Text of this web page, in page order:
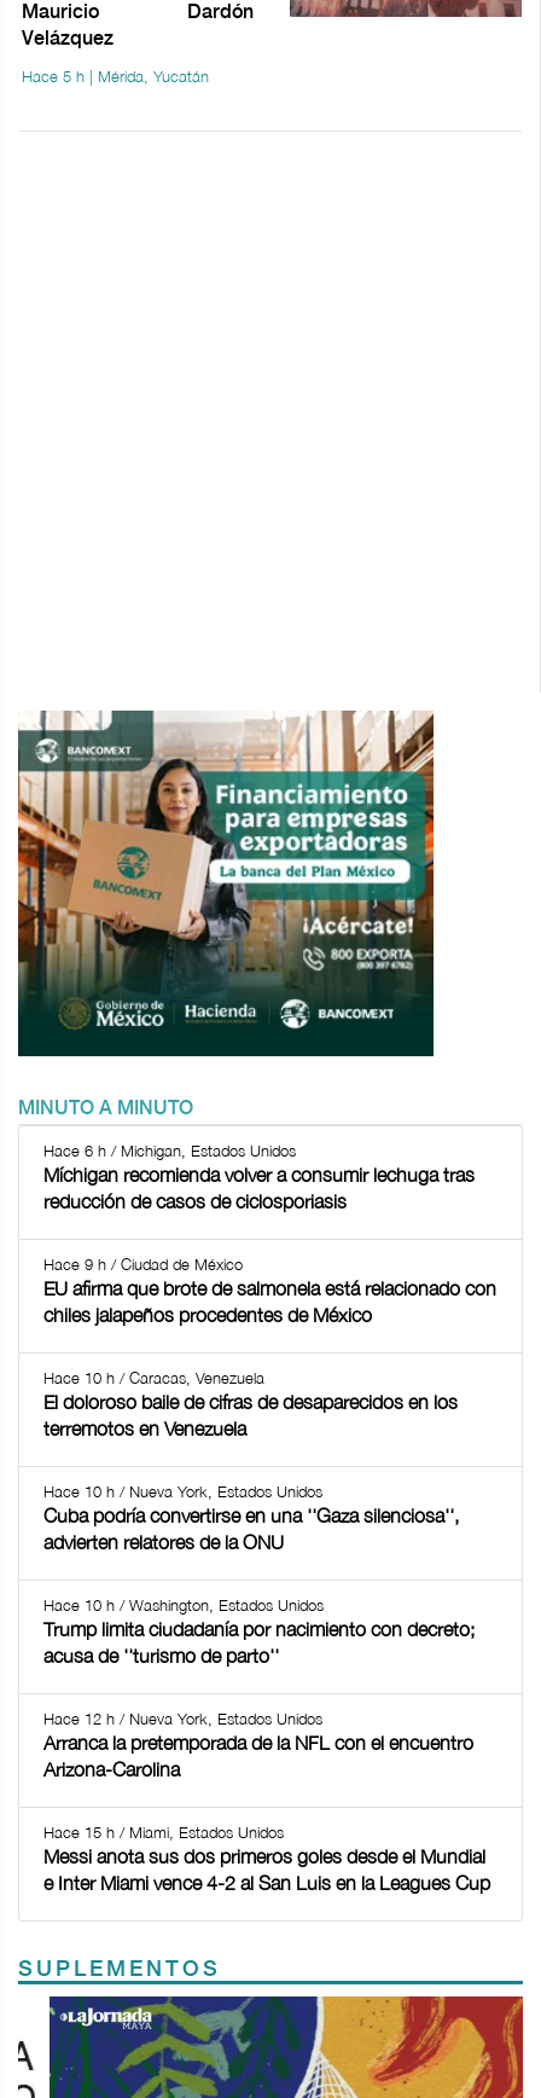
Mauricio Dardón
Velázquez
Hace 5 h | Mérida, Yucatán
MINUTO A MINUTO
Hace 6 h / Michigan, Estados Unidos
Míchigan recomienda volver a consumir lechuga tras
reducción de casos de ciclosporiasis
Hace 9 h / Ciudad de México
EU afirma que brote de salmonela está relacionado con
chiles jalapeños procedentes de México
Hace 10 h / Caracas, Venezuela
El doloroso baile de cifras de desaparecidos en los
terremotos en Venezuela
Hace 10 h / Nueva York, Estados Unidos
Cuba podría convertirse en una ''Gaza silenciosa'',
advierten relatores de la ONU
Hace 10 h / Washington, Estados Unidos
Trump limita ciudadanía por nacimiento con decreto;
acusa de ''turismo de parto''
Hace 12 h / Nueva York, Estados Unidos
Arranca la pretemporada de la NFL con el encuentro
Arizona-Carolina
Hace 15 h / Miami, Estados Unidos
Messi anota sus dos primeros goles desde el Mundial
e Inter Miami vence 4-2 al San Luis en la Leagues Cup
SUPLEMENTOS